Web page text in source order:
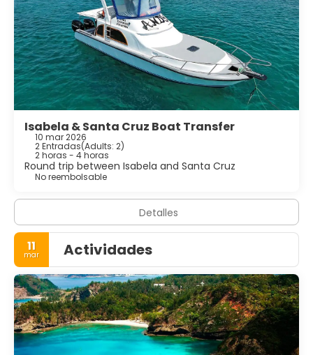
Isabela & Santa Cruz Boat Transfer
10 mar 2026
2 Entradas(Adults: 2)
2 horas - 4 horas
Round trip between Isabela and Santa Cruz
No reembolsable
Detalles
11
mar Actividades